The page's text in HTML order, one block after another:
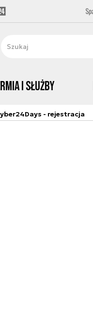
i Służby
- rejestracja